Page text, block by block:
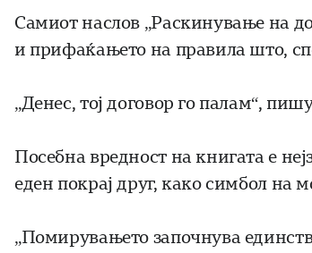
Самиот наслов „Раскинување на
и прифаќањето на правила што,
„Денес, тој договор го палам“,
Посебна вредност на книгата е
еден покрај друг, како симбол на
„Помирувањето започнува